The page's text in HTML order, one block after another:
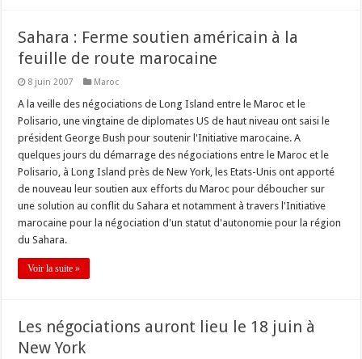
Sahara : Ferme soutien américain à la
feuille de route marocaine
8 juin 2007 Maroc
A la veille des négociations de Long Island entre le Maroc et le
Polisario, une vingtaine de diplomates US de haut niveau ont saisi le
président George Bush pour soutenir l'Initiative marocaine. A
quelques jours du démarrage des négociations entre le Maroc et le
Polisario, à Long Island près de New York, les Etats-Unis ont apporté
de nouveau leur soutien aux efforts du Maroc pour déboucher sur
une solution au conflit du Sahara et notamment à travers l'Initiative
marocaine pour la négociation d'un statut d'autonomie pour la région
du Sahara.
Voir la suite »
Les négociations auront lieu le 18 juin à
New York